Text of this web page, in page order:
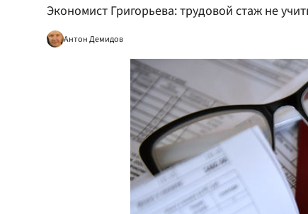
Экономист Григорьева: трудовой стаж не
Антон Демидов